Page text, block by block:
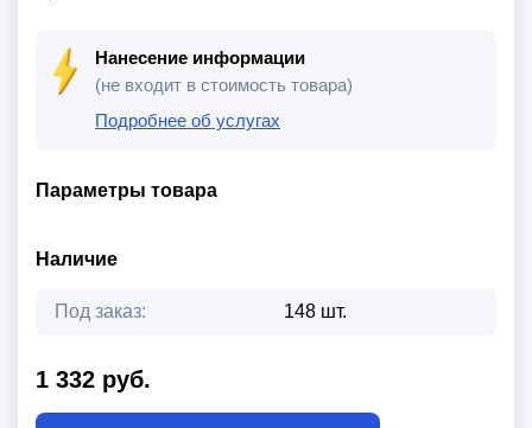
Нанесение информации
(не входит в стоимость товара)
Подробнее об услугах
Параметры товара
Наличие
Под заказ: 148 шт.
1 332 руб.